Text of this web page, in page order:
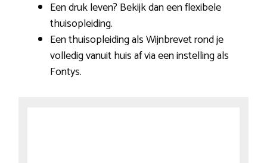
Een druk leven? Bekijk dan een flexibele
thuisopleiding.
Een thuisopleiding als Wijnbrevet rond je
volledig vanuit huis af via een instelling als
Fontys.